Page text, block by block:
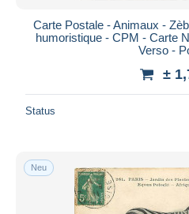
Carte Postale - Animaux -
humoristique - CPM - Carte
Verso -
±
Status
Neu